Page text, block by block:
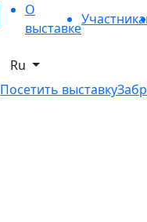
О
выставке
Ru
Посетить выставку